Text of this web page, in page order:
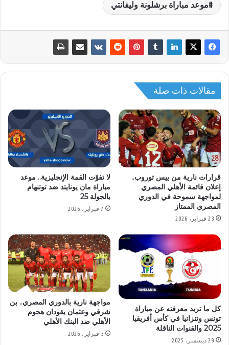
موعد مباراة برشلونة وليفانتي
مقالات ذات صلة
قرارات نارية من ييس توروب..
إعلان قائمة الأهلي المصري
لمواجهة سموحة في الدوري
المصري الممتاز
23 فبراير، 2026
لا تفوّت القمة الإنجليزية.. موعد
مباراة مان يونايتد ضد توتنهام
بالجولة 25
7 فبراير، 2026
كل ما تريد معرفته عن مباراة
تونس وتنزانيا في كأس أفريقيا
2025 والقنوات الناقلة
29 ديسمبر، 2025
مواجهة نارية بالدوري المصري.. بن
شرقي وعثمان يقودان هجوم
الأهلي ضد البنك الأهلي
3 فبراير، 2026